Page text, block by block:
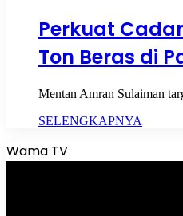
Perkuat
Ton Beras di
Mentan Amran Sulaiman
SELENGKAPNYA
Wama TV